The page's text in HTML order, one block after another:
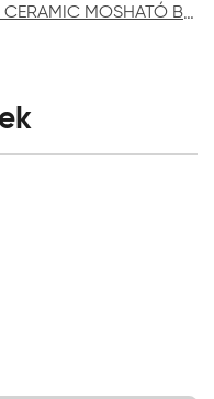
BELTÉRI FALFESTÉK aktuális